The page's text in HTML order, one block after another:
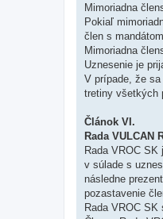
Mimoriadna
Pokiaľ
člen s
Mimoriadna
Uznesenie je
V prípade, že
tretiny všetkých
Článok VI.
Rada VULCAN
Rada VROC
v súlade s
následne
pozastavenie
Rada VROC SK